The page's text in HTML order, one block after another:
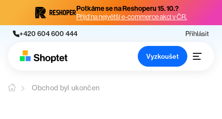
Potkáme se na Reshoperu 15. 10.?
Přijď na největší e-commerce akci v ČR.
+420 604 600 444 Přihlásit
Vyzkoušet
Obchod byl ukončen